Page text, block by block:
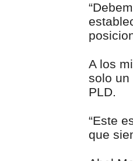
A los
solo un
PLD.
“Este
que